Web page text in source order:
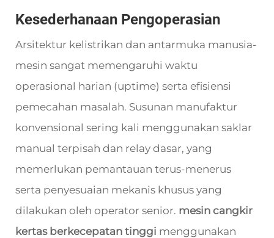
Kesederhanaan Pengoperasian
Arsitektur kelistrikan dan antarmuka manusia-
mesin sangat memengaruhi waktu
operasional harian (uptime) serta efisiensi
pemecahan masalah. Susunan manufaktur
konvensional sering kali menggunakan saklar
manual terpisah dan relay dasar, yang
memerlukan pemantauan terus-menerus
serta penyesuaian mekanis khusus yang
dilakukan oleh operator senior. mesin cangkir
kertas berkecepatan tinggi menggunakan